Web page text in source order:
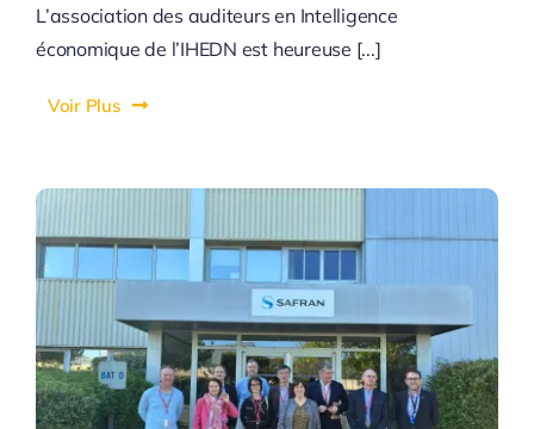
L’association des auditeurs en Intelligence
économique de l’IHEDN est heureuse [...]
Voir Plus